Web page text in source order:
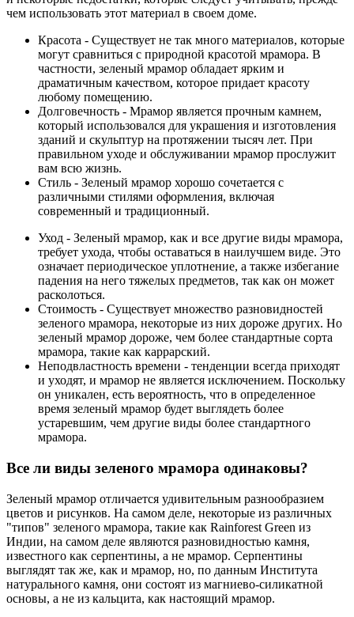
чем использовать этот материал в своем доме.
Красота - Существует не так много материалов, которые
могут сравниться с природной красотой мрамора. В
частности, зеленый мрамор обладает ярким и
драматичным качеством, которое придает красоту
любому помещению.
Долговечность - Мрамор является прочным камнем,
который использовался для украшения и изготовления
зданий и скульптур на протяжении тысяч лет. При
правильном уходе и обслуживании мрамор прослужит
вам всю жизнь.
Стиль - Зеленый мрамор хорошо сочетается с
различными стилями оформления, включая
современный и традиционный.
Уход - Зеленый мрамор, как и все другие виды мрамора,
требует ухода, чтобы оставаться в наилучшем виде. Это
означает периодическое уплотнение, а также избегание
падения на него тяжелых предметов, так как он может
расколоться.
Стоимость - Существует множество разновидностей
зеленого мрамора, некоторые из них дороже других. Но
зеленый мрамор дороже, чем более стандартные сорта
мрамора, такие как каррарский.
Неподвластность времени - тенденции всегда приходят
и уходят, и мрамор не является исключением. Поскольку
он уникален, есть вероятность, что в определенное
время зеленый мрамор будет выглядеть более
устаревшим, чем другие виды более стандартного
мрамора.
Все ли виды зеленого мрамора одинаковы?
Зеленый мрамор отличается удивительным разнообразием
цветов и рисунков. На самом деле, некоторые из различных
"типов" зеленого мрамора, такие как Rainforest Green из
Индии, на самом деле являются разновидностью камня,
известного как серпентины, а не мрамор. Серпентины
выглядят так же, как и мрамор, но, по данным Института
натурального камня, они состоят из магниево-силикатной
основы, а не из кальцита, как настоящий мрамор.